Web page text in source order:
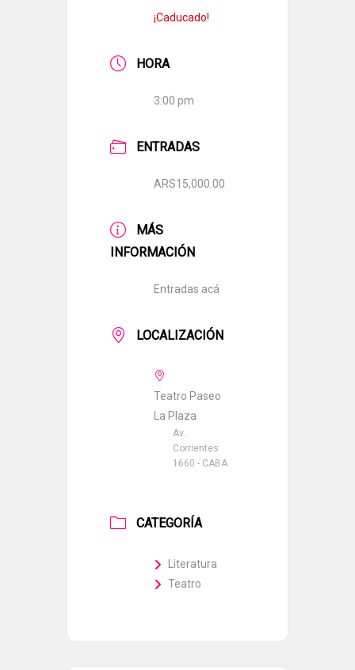
¡Caducado!
HORA
3:00 pm
ENTRADAS
ARS15,000.00
MÁS
INFORMACIÓN
Entradas acá
LOCALIZACIÓN
Teatro Paseo
La Plaza
Av.
Corrientes
1660 - CABA
CATEGORÍA
Literatura
Teatro